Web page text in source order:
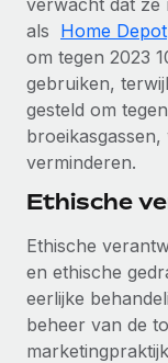
verwacht dat ze
als Home Depot
om tegen 2023
gebruiken, terwijl
gesteld om
verminderen.
Ethische
Ethische
en ethische
eerlijke
beheer van de